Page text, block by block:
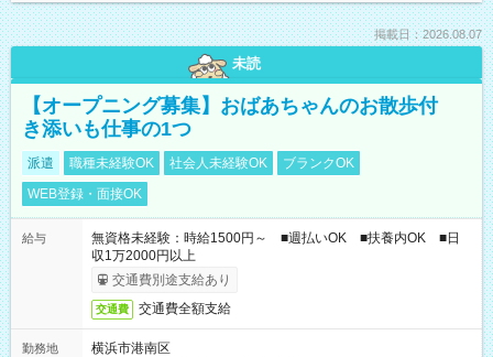
掲載日：2026.08.07
未読
【オープニング募集】おばあちゃんのお散歩付
き添いも仕事の1つ
派遣 職種未経験OK 社会人未経験OK
ブランクOK
WEB登録・面接OK
給与
無資格未経験：時給1500円～ ■週払いOK ■扶養内OK ■日
収1万2000円以上
交通費別途支給あり
交通費 交通費全額支給
勤務地
横浜市港南区